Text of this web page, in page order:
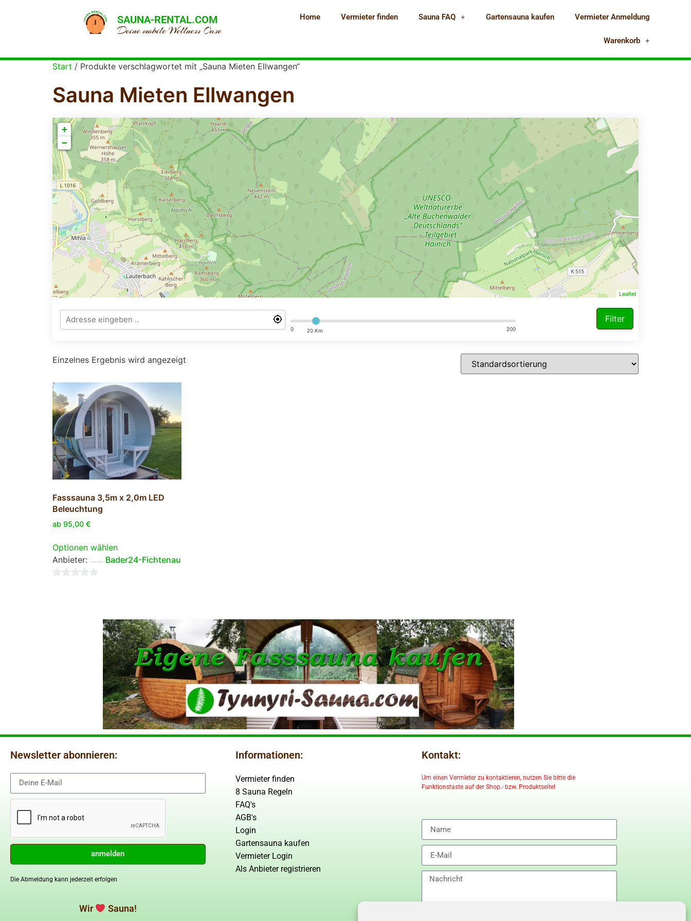
SAUNA-RENTAL.COM
Deine mobile Wellness Oase
Home Vermieter finden Sauna FAQ Gartensauna kaufen Vermieter Anmeldung
Warenkorb
Start / Produkte verschlagwortet mit „Sauna Mieten Ellwangen“
Sauna Mieten Ellwangen
+
−
Leaflet
0 20 Km 200
Filter
Einzelnes Ergebnis wird angezeigt
Fasssauna 3,5m x 2,0m LED
Beleuchtung
ab 95,00 €
Optionen wählen
Anbieter:
Bader24-Fichtenau
Newsletter abonnieren:
anmelden
Die Abmeldung kann jederzeit erfolgen
Wir Sauna!
Informationen:
Vermieter finden
8 Sauna Regeln
FAQ's
AGB's
Login
Gartensauna kaufen
Vermieter Login
Als Anbieter registrieren
Kontakt:
Um einen Vermieter zu kontaktieren, nutzen Sie bitte die
Funktionstaste auf der Shop.- bzw. Produktseite!